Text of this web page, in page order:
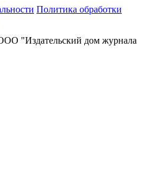
Политика обработки
"Издательский дом журнала